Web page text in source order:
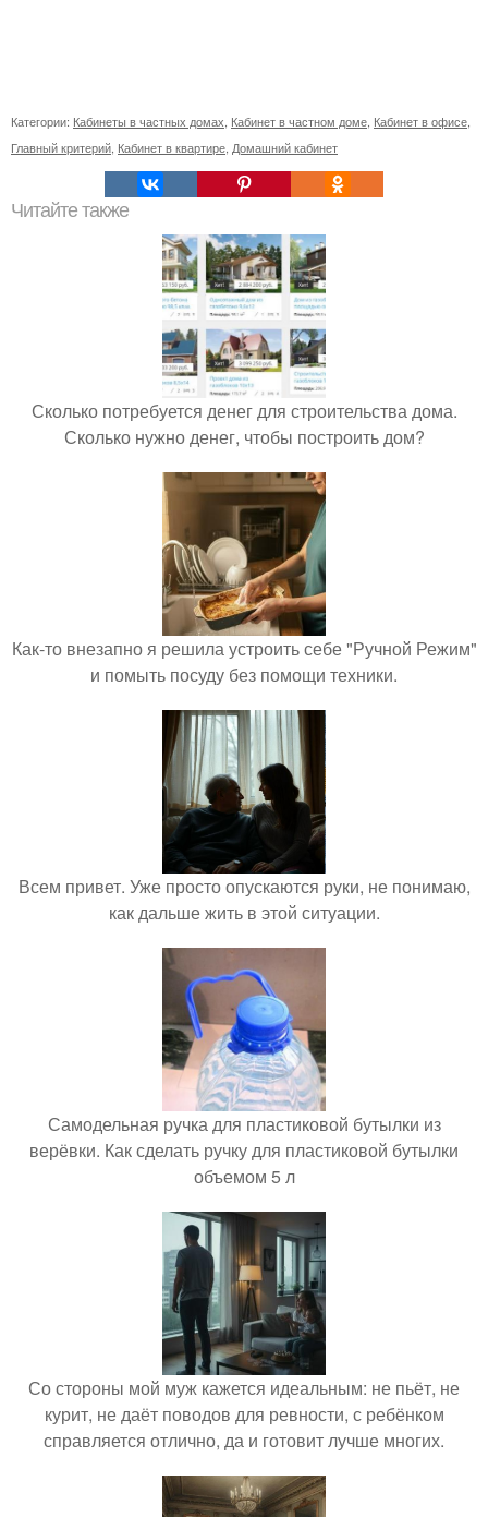
Категории: Кабинеты в частных домах, Кабинет в частном доме, Кабинет в офисе,
Главный критерий, Кабинет в квартире, Домашний кабинет
Читайте также
Сколько потребуется денег для строительства дома.
Сколько нужно денег, чтобы построить дом?
Как-то внезапно я решила устроить себе "Ручной Режим"
и помыть посуду без помощи техники.
Всем привет. Уже просто опускаются руки, не понимаю,
как дальше жить в этой ситуации.
Самодельная ручка для пластиковой бутылки из
верёвки. Как сделать ручку для пластиковой бутылки
объемом 5 л
Со стороны мой муж кажется идеальным: не пьёт, не
курит, не даёт поводов для ревности, с ребёнком
справляется отлично, да и готовит лучше многих.